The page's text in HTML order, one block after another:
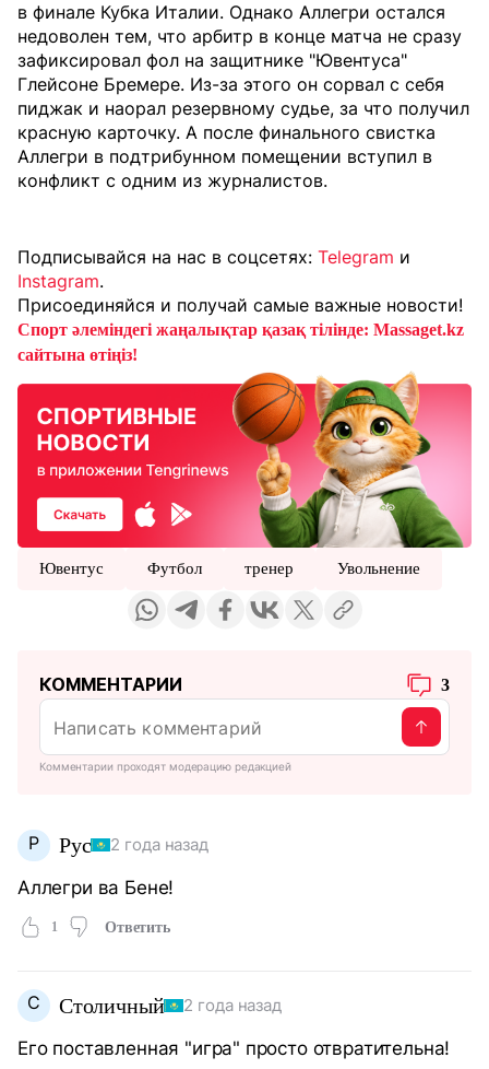
в финале Кубка Италии. Однако Аллегри остался
недоволен тем, что арбитр в конце матча не сразу
зафиксировал фол на защитнике "Ювентуса"
Глейсоне Бремере. Из-за этого он сорвал с себя
пиджак и наорал резервному судье, за что получил
красную карточку. А после финального свистка
Аллегри в подтрибунном помещении вступил в
конфликт с одним из журналистов.
Подписывайся на нас в соцсетях: Telegram и
Instagram.
Присоединяйся и получай самые важные новости!
Спорт әлеміндегі жаңалықтар қазақ тілінде: Massaget.kz
сайтына өтіңіз!
Ювентус Футбол тренер Увольнение
КОММЕНТАРИИ 3
Комментарии проходят модерацию редакцией
Р Рус 2 года назад
Аллегри ва Бене!
1 Ответить
С Столичный 2 года назад
Его поставленная "игра" просто отвратительна!